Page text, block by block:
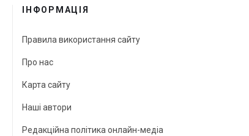
ІНФОРМАЦІЯ
Правила використання сайту
Про нас
Карта сайту
Наші автори
Редакційна політика онлайн-медіа